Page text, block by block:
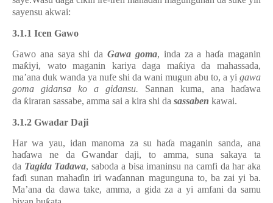
sayensu akwai:
3.1.1 Icen Gawo
Gawo ana saya shi daGawa goma, inda za a haɗa maganin
maƙiyi, wato maganin kariya daga maƙiya da mahassada,
ma’ana duk wanda ya nufe shi da wani mugun abu to, a yi gawa
goma gidansa ko a gidansu. Sannan kuma, ana haɗawa
da ƙiraran sassabe, amma sai a kira shi da sassaben kawai.
3.1.2 Gwadar Daji
Har wa yau, idan manoma za su haɗa maganin sanda, ana
haɗawa ne da Gwandar daji, to amma, suna sakaya ta
da Tagida Tadawa, saboda a bisa imaninsu na camfi da har aka
faɗi sunan mahaɗin iri waɗannan magunguna to, ba zai yi ba.
Ma’ana da dawa take, amma, a gida za a yi amfani da samu